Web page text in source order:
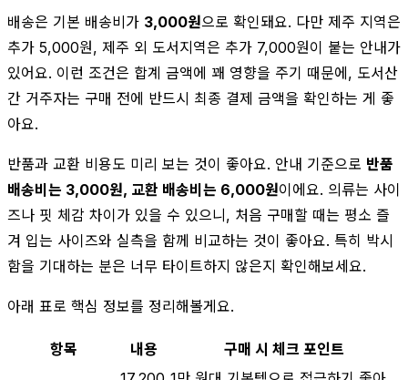
배송은 기본 배송비가 3,000원으로 확인돼요. 다만 제주 지역은
추가 5,000원, 제주 외 도서지역은 추가 7,000원이 붙는 안내가
있어요. 이런 조건은 합계 금액에 꽤 영향을 주기 때문에, 도서산
간 거주자는 구매 전에 반드시 최종 결제 금액을 확인하는 게 좋
아요.
반품과 교환 비용도 미리 보는 것이 좋아요. 안내 기준으로 반품
배송비는 3,000원, 교환 배송비는 6,000원이에요. 의류는 사이
즈나 핏 체감 차이가 있을 수 있으니, 처음 구매할 때는 평소 즐
겨 입는 사이즈와 실측을 함께 비교하는 것이 좋아요. 특히 박시
함을 기대하는 분은 너무 타이트하지 않은지 확인해보세요.
아래 표로 핵심 정보를 정리해볼게요.
항목 내용
구매 시 체크 포인트